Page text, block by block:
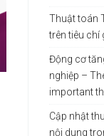
Thuật toán
trên tiêu chí
Động cơ
nghiệp –
important
Cập nhật
nội dung